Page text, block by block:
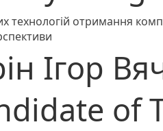
технологій отримання
Ігор
of